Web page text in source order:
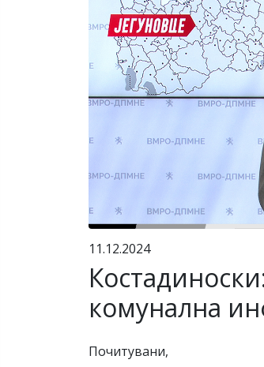
11.12.2024
комунална
Почитувани,